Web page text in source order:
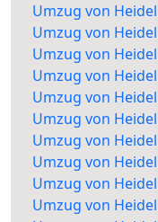
Umzug von
Umzug von
Umzug von
Umzug von
Umzug von
Umzug von
Umzug von
Umzug von
Umzug von
Umzug von